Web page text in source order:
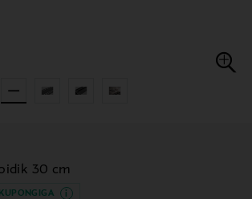
30 cm